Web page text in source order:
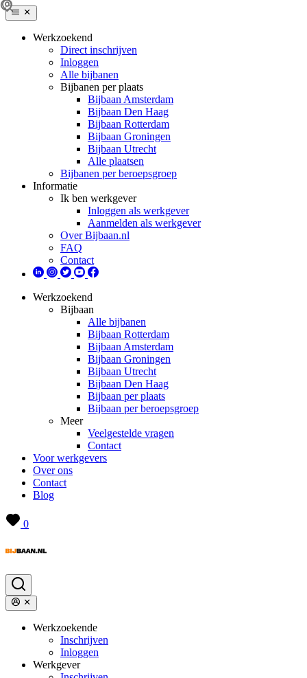
Werkzoekend
Direct inschrijven
Inloggen
Alle bijbanen
Bijbanen per plaats
Bijbaan Amsterdam
Bijbaan Den Haag
Bijbaan Rotterdam
Bijbaan Groningen
Bijbaan Utrecht
Alle plaatsen
Bijbanen per beroepsgroep
Informatie
Ik ben werkgever
Inloggen als werkgever
Aanmelden als werkgever
Over Bijbaan.nl
FAQ
Contact
Werkzoekend
Bijbaan
Alle bijbanen
Bijbaan Rotterdam
Bijbaan Amsterdam
Bijbaan Groningen
Bijbaan Utrecht
Bijbaan Den Haag
Bijbaan per plaats
Bijbaan per beroepsgroep
Meer
Veelgestelde vragen
Contact
Voor werkgevers
Over ons
Contact
Blog
0
Werkzoekende
Inschrijven
Inloggen
Werkgever